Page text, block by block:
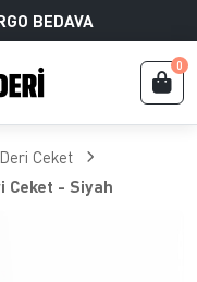
BEDAVA
0
Deri Ceket
Ceket - Siyah